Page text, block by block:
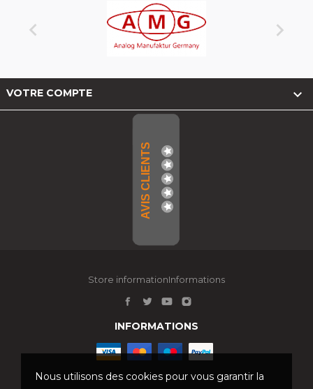
 
VOTRE COMPTE 
Nous utilisons des cookies pour vous garantir la
AVIS CLIENTS
Store informationInformations
INFORMATIONS